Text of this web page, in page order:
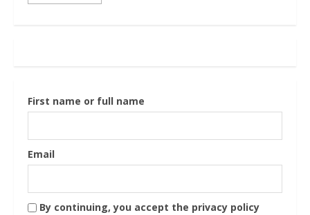
First name or full name
Email
By continuing, you accept the privacy policy